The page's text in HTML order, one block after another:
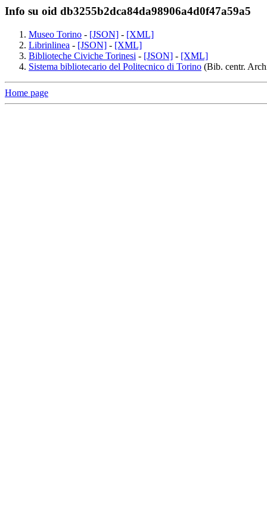
Info su oid db3255b2dca84da98906a4d0f47a59a5
Museo Torino - [JSON] - [XML]
Librinlinea - [JSON] - [XML]
Biblioteche Civiche Torinesi - [JSON] - [XML]
Sistema bibliotecario del Politecnico di Torino (Bib. centr.
Home page